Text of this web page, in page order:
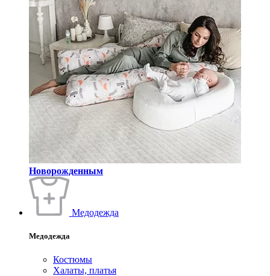
Новорожденным
Медодежда
Медодежда
Костюмы
Халаты, платья